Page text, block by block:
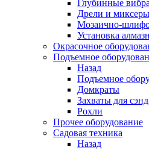
Глубинные
Дрели и
Мозаично-
Установка
Окрасочное
Подъемное
Назад
Подъемное
Домкраты
Захваты для
Рохли
Прочее оборудование
Садовая техника
Назад